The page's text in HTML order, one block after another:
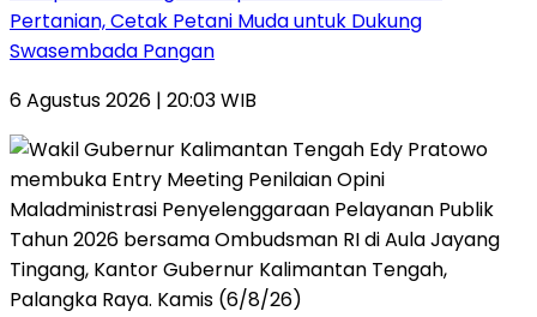
Pertanian, Cetak Petani Muda untuk Dukung
Swasembada Pangan
6 Agustus 2026 | 20:03 WIB